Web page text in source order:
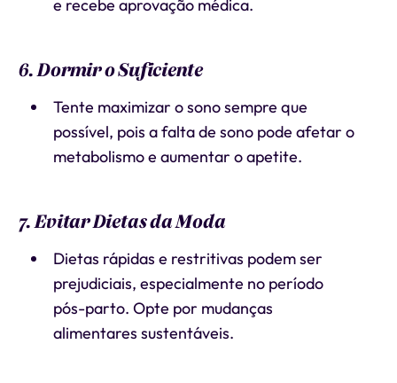
e recebe aprovação médica.
6. Dormir o Suficiente
Tente maximizar o sono sempre que
possível, pois a falta de sono pode afetar o
metabolismo e aumentar o apetite.
7. Evitar Dietas da Moda
Dietas rápidas e restritivas podem ser
prejudiciais, especialmente no período
pós-parto. Opte por mudanças
alimentares sustentáveis.